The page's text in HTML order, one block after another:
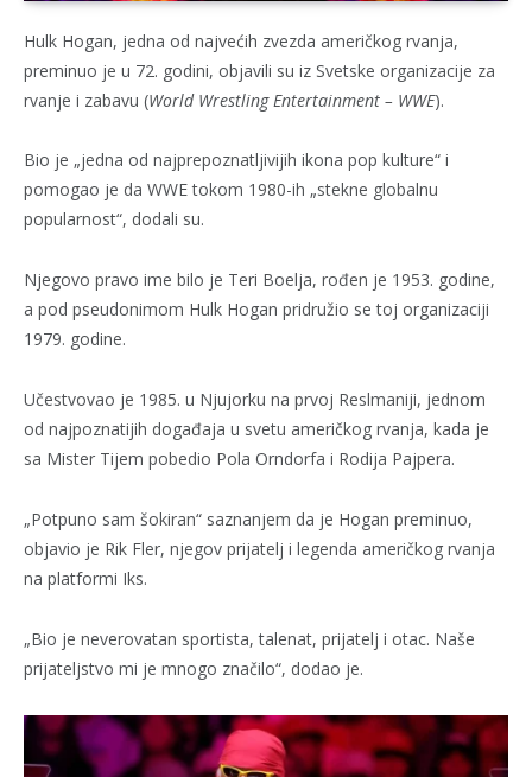
Hulk Hogan, jedna od najvećih zvezda američkog rvanja,
preminuo je u 72. godini, objavili su iz Svetske organizacije za
rvanje i zabavu (World Wrestling Entertainment – WWE).
Bio je „jedna od najprepoznatljivijih ikona pop kulture“ i
pomogao je da WWE tokom 1980-ih „stekne globalnu
popularnost“, dodali su.
Njegovo pravo ime bilo je Teri Boelja, rođen je 1953. godine,
a pod pseudonimom Hulk Hogan pridružio se toj organizaciji
1979. godine.
Učestvovao je 1985. u Njujorku na prvoj Reslmaniji, jednom
od najpoznatijih događaja u svetu američkog rvanja, kada je
sa Mister Tijem pobedio Pola Orndorfa i Rodija Pajpera.
„Potpuno sam šokiran“ saznanjem da je Hogan preminuo,
objavio je Rik Fler, njegov prijatelj i legenda američkog rvanja
na platformi Iks.
„Bio je neverovatan sportista, talenat, prijatelj i otac. Naše
prijateljstvo mi je mnogo značilo“, dodao je.